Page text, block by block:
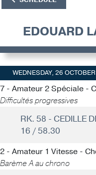
EDOUARD
WEDNESDAY, 26
7 - Amateur 2 Spéciale -
Difficultés progressives
RK. 58 - CEDILLE
16 / 58.30
2 - Amateur 1 Vitesse -
Barème A au chrono